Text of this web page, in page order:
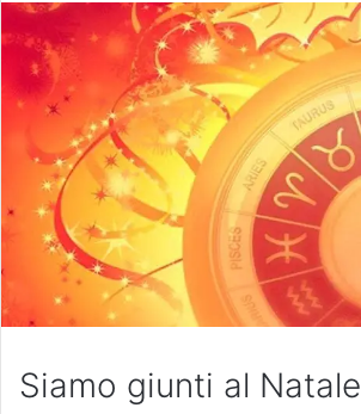
Siamo giunti al